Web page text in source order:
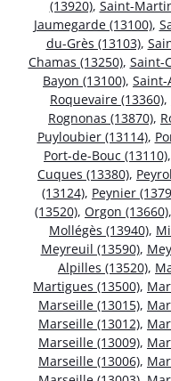
(13920), Saint-
Jaumegarde (13100),
du-Grès (13103),
Chamas (13250), Saint-
Bayon (13100), Saint-
Roquevaire (13360),
Rognonas (13870),
Puyloubier (13114),
Port-de-Bouc (13110),
Cuques (13380),
(13124), Peynier
(13520), Orgon (13660),
Mollégès (13940),
Meyreuil (13590),
Alpilles (13520),
Martigues (13500),
Marseille (13015),
Marseille (13012),
Marseille (13009),
Marseille (13006),